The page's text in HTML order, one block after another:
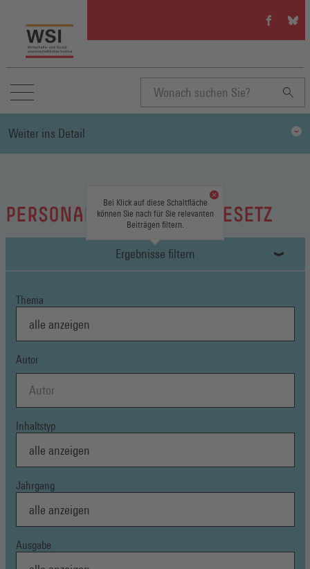
WSI
auf
(Öffnet
in
einem
neuen
WSI
auf
in
Suchbegriff
eingeben
PERSONALVERTRETUNGSGESETZ
Ergebnisse filtern
Bei Klick auf diese Schaltfläche
können Sie nach für Sie relevanten
Beiträgen filtern.
Thema
Autor
Inhaltstyp
Jahrgang
Ausgabe
Weiter ins Detail